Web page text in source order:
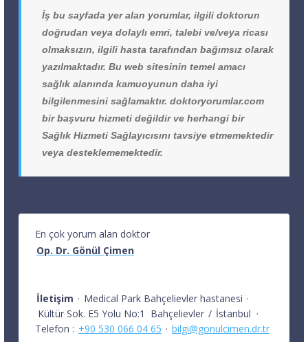
İş bu sayfada yer alan yorumlar, ilgili doktorun
doğrudan veya dolaylı emri, talebi ve/veya ricası
olmaksızın, ilgili hasta tarafından bağımsız olarak
yazılmaktadır. Bu web sitesinin temel amacı
sağlık alanında kamuoyunun daha iyi
bilgilenmesini sağlamaktır. doktoryorumlar.com
bir başvuru hizmeti değildir ve herhangi bir
Sağlık Hizmeti Sağlayıcısını tavsiye etmemektedir
veya desteklememektedir.
En çok yorum alan doktor
Op. Dr. Gönül Çimen
İletişim · Medical Park Bahçelievler hastanesi ·
Kültür Sok. E5 Yolu No:1
Bahçelievler / İstanbul ·
Telefon : +90 530 066 04 65 · bilgi@gonulcimen.dr.tr